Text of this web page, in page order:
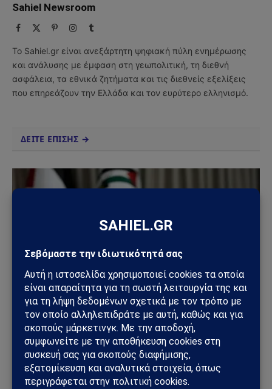
Sahiel Newsroom
Facebook PinterestInstagram
Tumblr
Το Sahiel.gr είναι ανεξάρτητη ψηφιακή πύλη ενημέρωσης
και ανάλυσης με έμφαση στη γεωπολιτική, τη διεθνή
ασφάλεια, τα εθνικά ζητήματα και τις διεθνείς εξελίξεις
που επηρεάζουν την Ελλάδα και τον ευρύτερο ελληνισμό.
ΔΕΙΤΕ ΕΠΙΣΗΣ →
Τουρκία – Χαμάς: Ο Χακάν Φιντάν συναντήθηκε
με τον νέο ηγέτη της Χαμάς – Ισχυρό γεωπολιτικό
μήνυμα προς Ισραήλ και Δύση
30/07/2026